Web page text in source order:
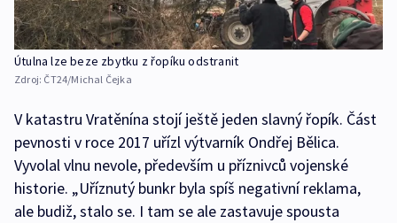
Útulna lze beze zbytku z řopíku odstranit
Zdroj: ČT24/Michal Čejka
V katastru Vratěnína stojí ještě jeden slavný řopík. Část
pevnosti v roce 2017 uřízl výtvarník Ondřej Bělica.
Vyvolal vlnu nevole, především u příznivců vojenské
historie. „Uříznutý bunkr byla spíš negativní reklama,
ale budiž, stalo se. I tam se ale zastavuje spousta